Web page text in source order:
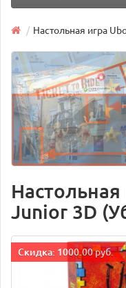
Настольная игра
Junior 3D
Cкидка: 1000.00 руб.